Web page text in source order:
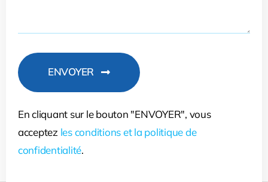
ENVOYER
En cliquant sur le bouton "ENVOYER", vous
acceptez les conditions et la politique de
confidentialité.